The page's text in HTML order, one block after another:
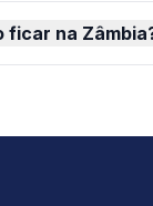
ficar na